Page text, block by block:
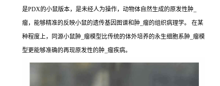
是PDX的小鼠版本，是未经人为操作，动物体自然生成的原发性肿_
瘤，能够精准的反映小鼠的遗传基因图谱和肿_瘤的组织病理学。 在某
种程度上，同源小鼠肿_瘤模型比传统的体外培养的永生细胞系肿_瘤模
型更能够准确的再现原发性的肿_瘤疾病。